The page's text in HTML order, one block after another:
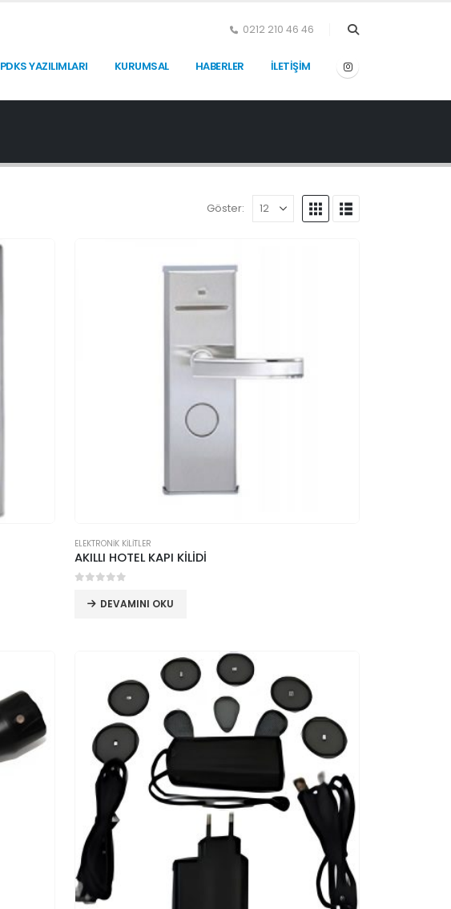
0212 210 46 46
PDKS YAZILIMLARI KURUMSAL HABERLER İLETİŞİM
Göster:
ELEKTRONİK KİLİTLER
AKILLI HOTEL KAPI KİLİDİ
DEVAMINI OKU